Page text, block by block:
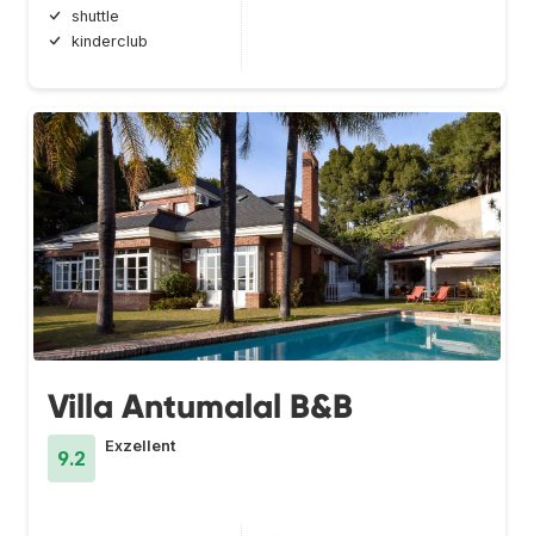
shuttle
kinderclub
Villa Antumalal B&B
9.2
Exzellent